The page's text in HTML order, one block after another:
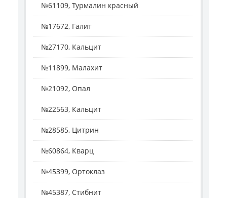
№61109, Турмалин красный
№17672, Галит
№27170, Кальцит
№11899, Малахит
№21092, Опал
№22563, Кальцит
№28585, Цитрин
№60864, Кварц
№45399, Ортоклаз
№45387, Стибнит